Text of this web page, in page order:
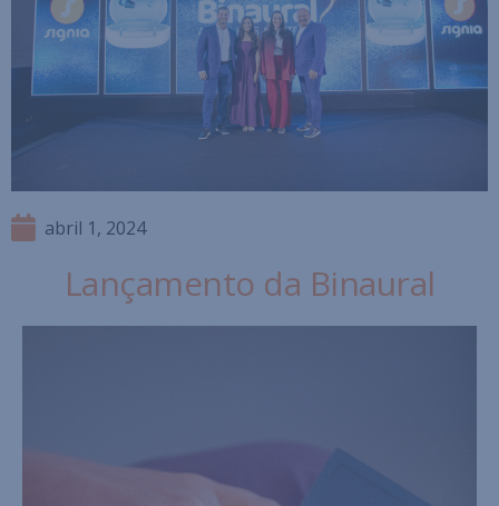
abril 1, 2024
Lançamento da Binaural